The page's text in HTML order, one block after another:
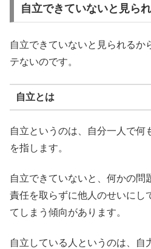
自立できていないと見ら
自立できていないと見られるか
テないのです。
自立とは
自立というのは、自分一人で何
を指します。
自立できていないと、何かの問
責任を取らずに他人のせいにし
てしまう傾向があります。
自立している人というのは、自